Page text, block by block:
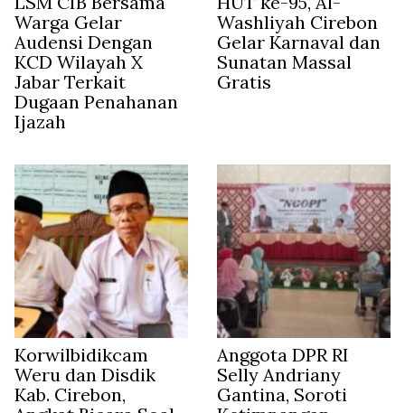
Warga Gelar
Audensi Dengan
KCD Wilayah X
Jabar Terkait
Dugaan Penahanan
Ijazah
Washliyah Cirebon
Gelar Karnaval dan
Sunatan Massal
Gratis
Korwilbidikcam
Weru dan Disdik
Kab. Cirebon,
Anggota DPR RI
Selly Andriany
Gantina, Soroti